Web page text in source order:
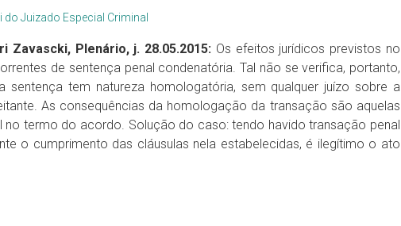
do Juizado Especial Criminal
Zavascki, Plenário, j. 28.05.2015: Os efeitos jurídicos previstos no
de sentença penal condenatória. Tal não se verifica, portanto,
sentença tem natureza homologatória, sem qualquer juízo sobre a
As consequências da homologação da transação são aquelas
no termo do acordo. Solução do caso: tendo havido transação penal
o cumprimento das cláusulas nela estabelecidas, é ilegítimo o ato